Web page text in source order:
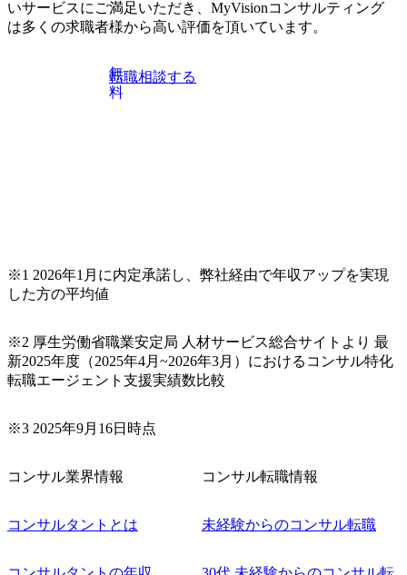
質・戦略に責任を持つ
いサービスにご満足いただき、MyVisionコンサルティング
は多くの求職者様から高い評価を頂いています。
無
料
転職相談する
※1 2026年1月に内定承諾し、弊社経由で年収アップを実現
した方の平均値
※2 厚生労働省職業安定局 人材サービス総合サイトより 最
新2025年度（2025年4月~2026年3月）におけるコンサル特化
転職エージェント支援実績数比較
※3 2025年9月16日時点
コンサル業界情報
コンサルタントとは
コンサル転職情報
未経験からのコンサル転職